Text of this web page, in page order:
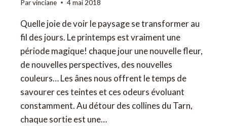
Parvinciane 4 mai 2018
Quelle joie de voir le paysage se transformer au
fil des jours. Le printemps est vraiment une
période magique! chaque jour une nouvelle fleur,
de nouvelles perspectives, des nouvelles
couleurs… Les ânes nous offrent le temps de
savourer ces teintes et ces odeurs évoluant
constamment. Au détour des collines du Tarn,
chaque sortie est une…